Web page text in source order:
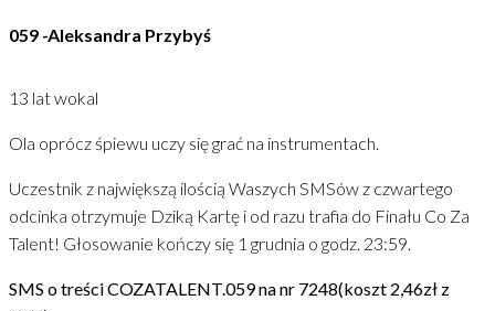
059 -Aleksandra Przybyś
13 lat wokal
Ola oprócz śpiewu uczy się grać na instrumentach.
Uczestnik z największą ilością Waszych SMSów z czwartego
odcinka otrzymuje Dziką Kartę i od razu trafia do Finału Co Za
Talent! Głosowanie kończy się 1 grudnia o godz. 23:59.
SMS o treści COZATALENT.059 na nr 7248(koszt 2,46zł z